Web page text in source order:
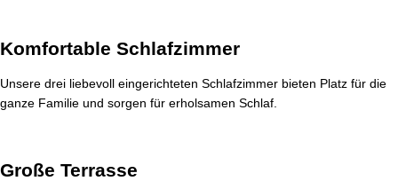
Komfortable Schlafzimmer
Unsere drei liebevoll eingerichteten Schlafzimmer bieten Platz für die
ganze Familie und sorgen für erholsamen Schlaf.
Große Terrasse